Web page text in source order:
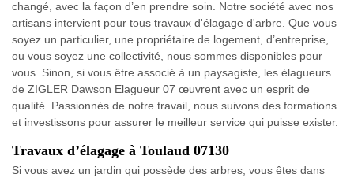
changé, avec la façon d’en prendre soin. Notre société avec nos
artisans intervient pour tous travaux d'élagage d'arbre. Que vous
soyez un particulier, une propriétaire de logement, d’entreprise,
ou vous soyez une collectivité, nous sommes disponibles pour
vous. Sinon, si vous être associé à un paysagiste, les élagueurs
de ZIGLER Dawson Elagueur 07 œuvrent avec un esprit de
qualité. Passionnés de notre travail, nous suivons des formations
et investissons pour assurer le meilleur service qui puisse exister.
Travaux d’élagage à Toulaud 07130
Si vous avez un jardin qui possède des arbres, vous êtes dans